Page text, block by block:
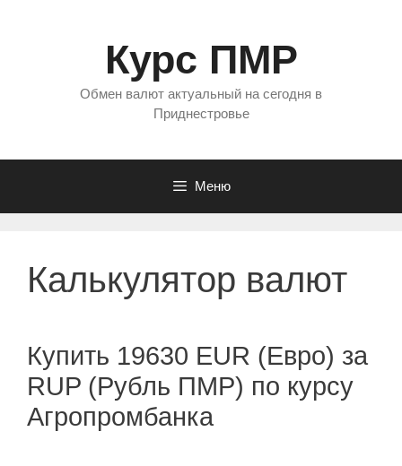
Курс ПМР
Обмен валют актуальный на сегодня в
Приднестровье
Меню
Калькулятор валют
Купить 19630 EUR (Евро) за
RUP (Рубль ПМР) по курсу
Агропромбанка